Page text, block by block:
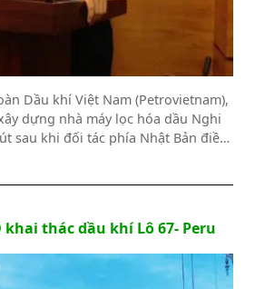
Dầu khí Việt Nam (Petrovietnam),
dựng nhà máy lọc hóa dầu Nghi
sau khi đối tác phía Nhật Bản điều
khai thác dầu khí Lô 67- Peru